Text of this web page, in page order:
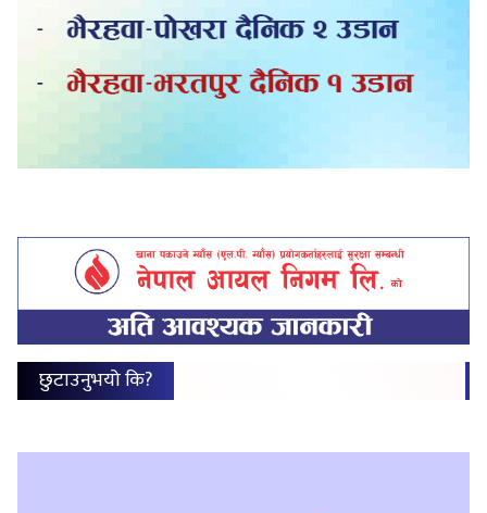
छुटाउनुभयो कि?